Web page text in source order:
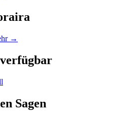
→
Sagen